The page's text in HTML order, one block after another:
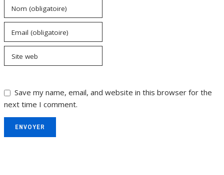
Nom (obligatoire)
Email (obligatoire)
Site web
Save my name, email, and website in this browser for the
next time I comment.
ENVOYER